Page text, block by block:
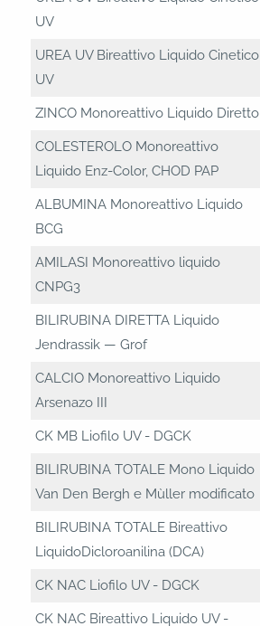
UV
UREA UV Bireattivo Liquido Cinetico
UV
ZINCO Monoreattivo Liquido Diretto
COLESTEROLO Monoreattivo
Liquido Enz-Color, CHOD PAP
ALBUMINA Monoreattivo Liquido
BCG
AMILASI Monoreattivo liquido
CNPG3
BILIRUBINA DIRETTA Liquido
Jendrassik — Grof
CALCIO Monoreattivo Liquido
Arsenazo III
CK MB Liofilo UV - DGCK
BILIRUBINA TOTALE Mono Liquido
Van Den Bergh e Mùller modificato
BILIRUBINA TOTALE Bireattivo
LiquidoDicloroanilina (DCA)
CK NAC Liofilo UV - DGCK
CK NAC Bireattivo Liquido UV -